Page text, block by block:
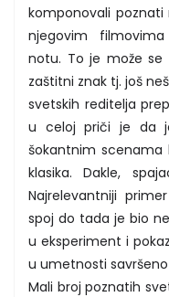
komponovali
njegovim
notu. To je može se
zaštitni znak tj. još
svetskih reditelja
u celoj priči je da
šokantnim scenama
klasika. Dakle,
Najrelevantniji
spoj do tada je bio
u eksperiment i
u umetnosti savršeno
Mali broj poznatih